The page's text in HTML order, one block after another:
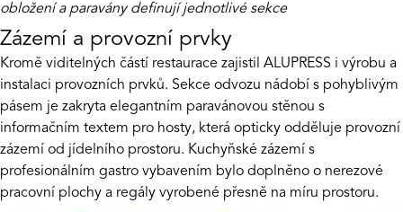
obložení a paravány definují jednotlivé sekce
Zázemí a provozní prvky
Kromě viditelných částí restaurace zajistil ALUPRESS i výrobu a
instalaci provozních prvků. Sekce odvozu nádobí s pohyblivým
pásem je zakryta elegantním paravánovou stěnou s
informačním textem pro hosty, která opticky odděluje provozní
zázemí od jídelního prostoru. Kuchyňské zázemí s
profesionálním gastro vybavením bylo doplněno o nerezové
pracovní plochy a regály vyrobené přesně na míru prostoru.